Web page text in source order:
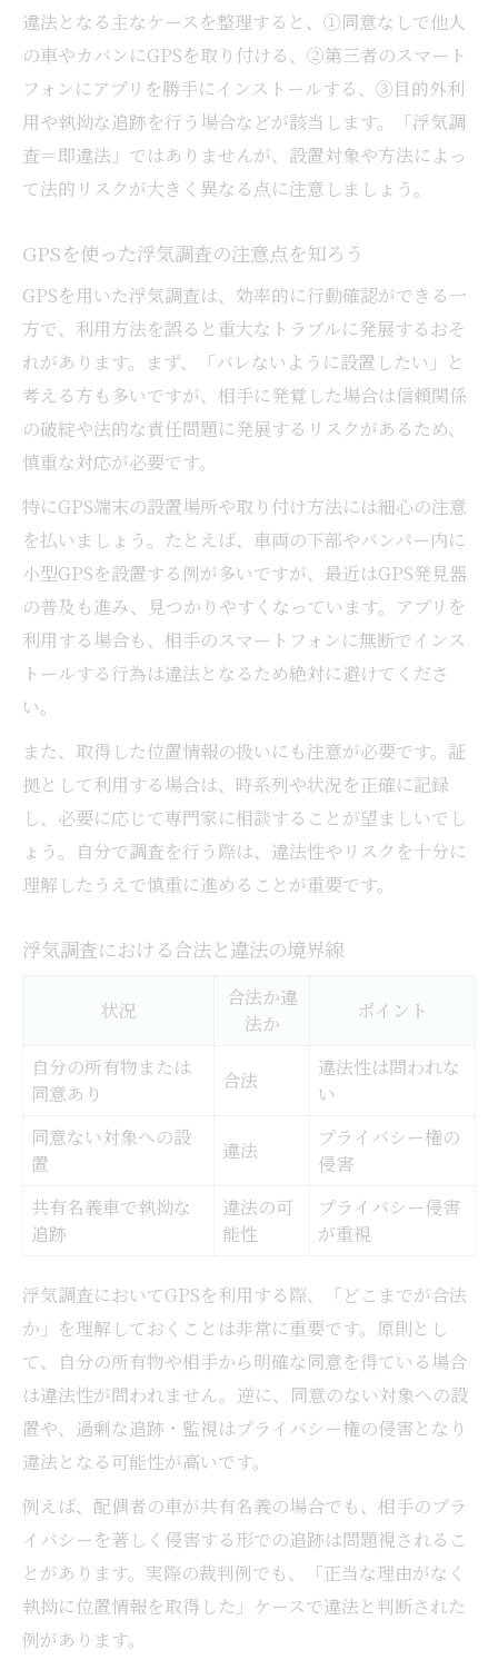
裁判で役立つ浮気調査証拠チェックリスト
浮気調査の証拠を整理するポイント
GPS情報を活かした証拠提出の方法
浮気調査で押さえるべき法的注意点
証拠集めで失敗しない浮気調査の流れ
違法となる主なケースを整理すると、①同意なしで他人
の車やカバンにGPSを取り付ける、②第三者のスマート
フォンにアプリを勝手にインストールする、③目的外利
用や執拗な追跡を行う場合などが該当します。「浮気調
査＝即違法」ではありませんが、設置対象や方法によっ
て法的リスクが大きく異なる点に注意しましょう。
GPSを使った浮気調査の注意点を知ろう
GPSを用いた浮気調査は、効率的に行動確認ができる一
方で、利用方法を誤ると重大なトラブルに発展するおそ
れがあります。まず、「バレないように設置したい」と
考える方も多いですが、相手に発覚した場合は信頼関係
の破綻や法的な責任問題に発展するリスクがあるため、
慎重な対応が必要です。
特にGPS端末の設置場所や取り付け方法には細心の注意
を払いましょう。たとえば、車両の下部やバンパー内に
小型GPSを設置する例が多いですが、最近はGPS発見器
の普及も進み、見つかりやすくなっています。アプリを
利用する場合も、相手のスマートフォンに無断でインス
トールする行為は違法となるため絶対に避けてくださ
い。
また、取得した位置情報の扱いにも注意が必要です。証
拠として利用する場合は、時系列や状況を正確に記録
し、必要に応じて専門家に相談することが望ましいでし
ょう。自分で調査を行う際は、違法性やリスクを十分に
理解したうえで慎重に進めることが重要です。
浮気調査における合法と違法の境界線
状況
合法か違
法か
ポイント
自分の所有物または
同意あり
合法
違法性は問われな
い
同意ない対象への設
置
違法
プライバシー権の
侵害
共有名義車で執拗な
追跡
違法の可
能性
プライバシー侵害
が重視
浮気調査においてGPSを利用する際、「どこまでが合法
か」を理解しておくことは非常に重要です。原則とし
て、自分の所有物や相手から明確な同意を得ている場合
は違法性が問われません。逆に、同意のない対象への設
置や、過剰な追跡・監視はプライバシー権の侵害となり
違法となる可能性が高いです。
例えば、配偶者の車が共有名義の場合でも、相手のプラ
イバシーを著しく侵害する形での追跡は問題視されるこ
とがあります。実際の裁判例でも、「正当な理由がなく
執拗に位置情報を取得した」ケースで違法と判断された
例があります。